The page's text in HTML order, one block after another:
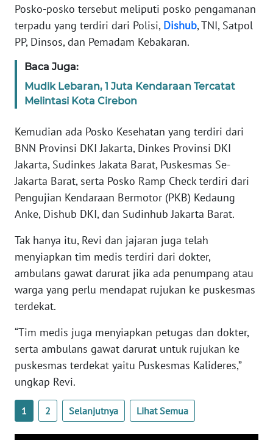
Posko-posko tersebut meliputi posko pengamanan
terpadu yang terdiri dari Polisi, Dishub, TNI, Satpol
PP, Dinsos, dan Pemadam Kebakaran.
Baca Juga:
Mudik Lebaran, 1 Juta Kendaraan Tercatat
Melintasi Kota Cirebon
Kemudian ada Posko Kesehatan yang terdiri dari
BNN Provinsi DKI Jakarta, Dinkes Provinsi DKI
Jakarta, Sudinkes Jakata Barat, Puskesmas Se-
Jakarta Barat, serta Posko Ramp Check terdiri dari
Pengujian Kendaraan Bermotor (PKB) Kedaung
Anke, Dishub DKI, dan Sudinhub Jakarta Barat.
Tak hanya itu, Revi dan jajaran juga telah
menyiapkan tim medis terdiri dari dokter,
ambulans gawat darurat jika ada penumpang atau
warga yang perlu mendapat rujukan ke puskesmas
terdekat.
“Tim medis juga menyiapkan petugas dan dokter,
serta ambulans gawat darurat untuk rujukan ke
puskesmas terdekat yaitu Puskesmas Kalideres,”
ungkap Revi.
1 2 Selanjutnya Lihat Semua
WN
SUMUT
JAKARTA
WN
WN
NTT
WN
KEPRI
WN
PAPUA
PAPUA
BARAT
WN